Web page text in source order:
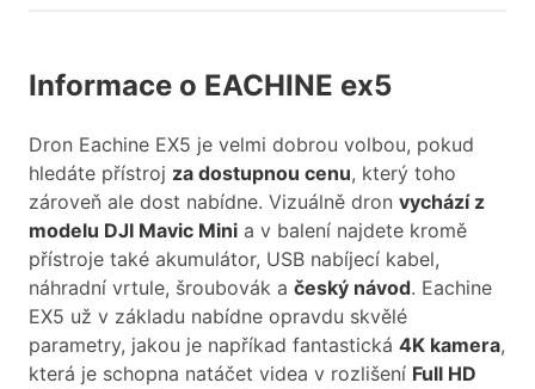
Informace o EACHINE ex5
Dron Eachine EX5 je velmi dobrou volbou, pokud
hledáte přístroj za dostupnou cenu, který toho
zároveň ale dost nabídne. Vizuálně dron vychází z
modelu DJI Mavic Mini a v balení najdete kromě
přístroje také akumulátor, USB nabíjecí kabel,
náhradní vrtule, šroubovák a český návod. Eachine
EX5 už v základu nabídne opravdu skvělé
parametry, jakou je napříkad fantastická 4K kamera,
která je schopna natáčet videa v rozlišení Full HD